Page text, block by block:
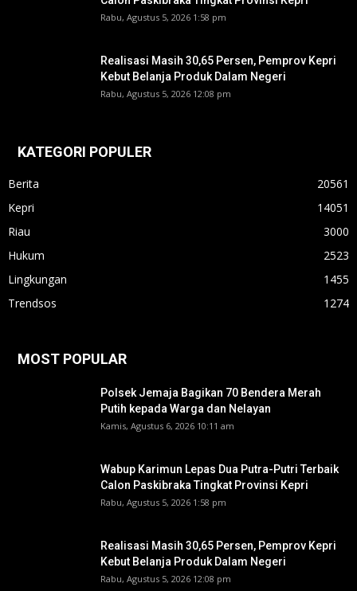
Rabu, Agustus 5, 2026 1:58 pm
Realisasi Masih 30,65 Persen, Pemprov Kepri
Kebut Belanja Produk Dalam Negeri
Rabu, Agustus 5, 2026 12:08 pm
KATEGORI POPULER
Berita
20561
Kepri
14051
Riau
3000
Hukum
2523
Lingkungan
1455
Trendsos
1274
MOST POPULAR
Polsek Jemaja Bagikan 70 Bendera Merah
Putih kepada Warga dan Nelayan
Kamis, Agustus 6, 2026 10:11 am
Wabup Karimun Lepas Dua Putra-Putri Terbaik
Calon Paskibraka Tingkat Provinsi Kepri
Rabu, Agustus 5, 2026 1:58 pm
Realisasi Masih 30,65 Persen, Pemprov Kepri
Kebut Belanja Produk Dalam Negeri
Rabu, Agustus 5, 2026 12:08 pm